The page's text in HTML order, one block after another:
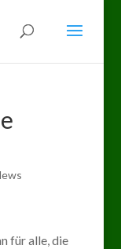
für alle, die